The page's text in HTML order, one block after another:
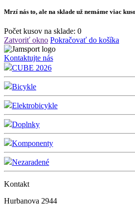
Mrzí nás to, ale na sklade už nemáme viac
Počet kusov na sklade: 0
Zatvoriť okno Pokračovať do košíka
Kontaktujte nás
CUBE 2026
Bicykle
Elektrobicykle
Doplnky
Komponenty
Nezaradené
Kontakt
Hurbanova 2944